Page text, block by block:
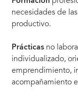
necesidades de
productivo.
Prácticas no
individualizado,
emprendimiento,
acompañamiento